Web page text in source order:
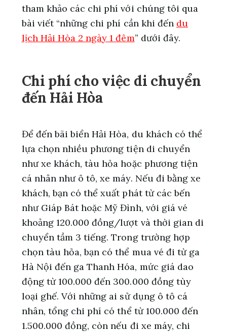
tham khảo các chi phí với chúng tôi qua
bài viết “những chi phí cần khi đến du
lịch Hải Hòa 2 ngày 1 đêm” dưới đây.
Chi phí cho việc di chuyển
đến Hải Hòa
Để đến bãi biển Hải Hòa, du khách có thể
lựa chọn nhiều phương tiện di chuyển
như xe khách, tàu hỏa hoặc phương tiện
cá nhân như ô tô, xe máy. Nếu đi bằng xe
khách, bạn có thể xuất phát từ các bến
như Giáp Bát hoặc Mỹ Đình, với giá vé
khoảng 120.000 đồng/lượt và thời gian di
chuyển tầm 3 tiếng. Trong trường hợp
chọn tàu hỏa, bạn có thể mua vé đi từ ga
Hà Nội đến ga Thanh Hóa, mức giá dao
động từ 100.000 đến 300.000 đồng tùy
loại ghế. Với những ai sử dụng ô tô cá
nhân, tổng chi phí có thể từ 100.000 đến
1.500.000 đồng, còn nếu đi xe máy, chi